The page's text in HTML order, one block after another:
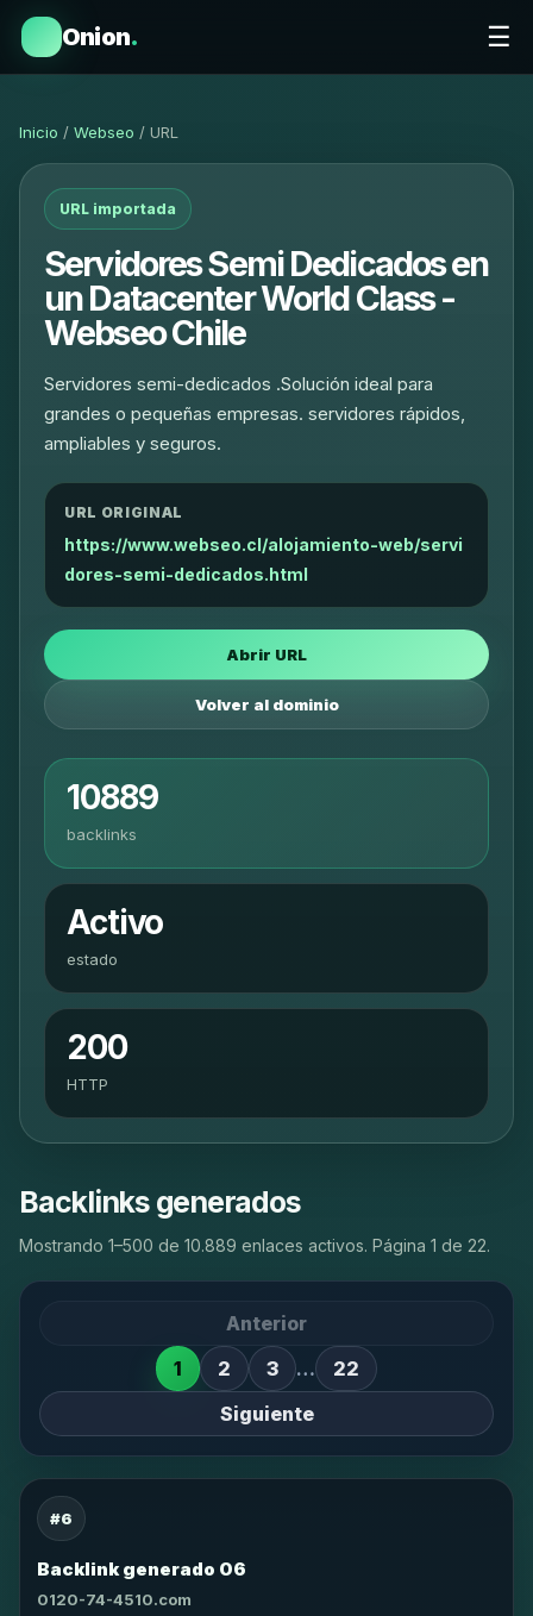
Onion. ☰
Inicio / Webseo / URL
URL importada
Servidores Semi Dedicados en
un Datacenter World Class -
Webseo Chile
Servidores semi-dedicados .Solución ideal para
grandes o pequeñas empresas. servidores rápidos,
ampliables y seguros.
URL ORIGINAL
https://www.webseo.cl/alojamiento-web/servi
dores-semi-dedicados.html
Abrir URL
Volver al dominio
10889
backlinks
Activo
estado
200
HTTP
Backlinks generados
Mostrando 1–500 de 10.889 enlaces activos. Página 1 de 22.
Anterior
1
2 3 …
22
Siguiente
#6
Backlink generado 06
0120-74-4510.com